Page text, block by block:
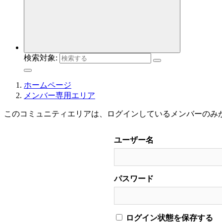
検索対象:
ホームページ
メンバー専用エリア
このコミュニティエリアは、ログインしているメンバーのみ
ユーザー名
パスワード
ログイン状態を保存する